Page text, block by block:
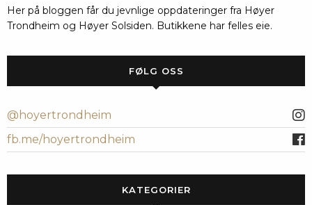
Her på bloggen får du jevnlige oppdateringer fra Høyer
Trondheim og Høyer Solsiden. Butikkene har felles eie.
FØLG OSS
@hoyertrondheim
fb.me/hoyertrondheim
KATEGORIER